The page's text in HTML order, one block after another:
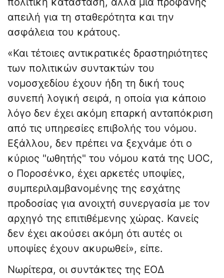
απειλή για τη σταθερότητα και την
ασφάλεια του κράτους.
«Και τέτοιες αντικρατικές δραστηριότητες
των πολιτικών συντακτών του
νομοσχεδίου έχουν ήδη τη δική τους
συνεπή λογική σειρά, η οποία για κάποιο
λόγο δεν έχει ακόμη επαρκή ανταπόκριση
από τις υπηρεσίες επιβολής του νόμου.
Εξάλλου, δεν πρέπει να ξεχνάμε ότι ο
κύριος "ωθητής" του νόμου κατά της UOC,
ο Ποροσένκο, έχει αρκετές υποψίες,
συμπεριλαμβανομένης της εσχάτης
προδοσίας για ανοιχτή συνεργασία με τον
αρχηγό της επιτιθέμενης χώρας. Κανείς
δεν έχει ακούσει ακόμη ότι αυτές οι
υποψίες έχουν ακυρωθεί», είπε.
Νωρίτερα, οι συντάκτες της ΕΟΔ